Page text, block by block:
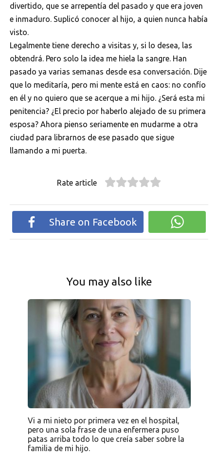
divertido, que se arrepentía del pasado y que era joven
e inmaduro. Suplicó conocer al hijo, a quien nunca había
visto.
Legalmente tiene derecho a visitas y, si lo desea, las
obtendrá. Pero solo la idea me hiela la sangre. Han
pasado ya varias semanas desde esa conversación. Dije
que lo meditaría, pero mi mente está en caos: no confío
en él y no quiero que se acerque a mi hijo. ¿Será esta mi
penitencia? ¿El precio por haberlo alejado de su primera
esposa? Ahora pienso seriamente en mudarme a otra
ciudad para librarnos de ese pasado que sigue
llamando a mi puerta.
Rate article
Share on Facebook
You may also like
Vi a mi nieto por primera vez en el hospital,
pero una sola frase de una enfermera puso
patas arriba todo lo que creía saber sobre la
familia de mi hijo.